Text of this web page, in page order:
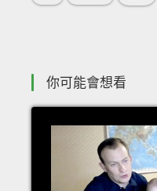
你可能會想看